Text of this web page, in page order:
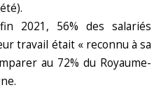
2021, 56% des salariés
travail était « reconnu à sa
au 72% du Royaume-